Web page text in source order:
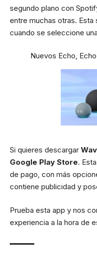
segundo plano con
entre muchas otras.
cuando se seleccione
Nuevos Echo,
Si quieres descargar
Google Play Store.
de pago, con más
contiene publicidad y
Prueba esta app y nos
experiencia a la hora de